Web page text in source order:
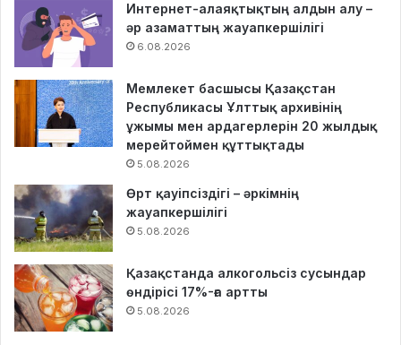
Интернет-алаяқтықтың алдын алу –
әр азаматтың жауапкершілігі
6.08.2026
Мемлекет басшысы Қазақстан
Республикасы Ұлттық архивінің
ұжымы мен ардагерлерін 20 жылдық
мерейтоймен құттықтады
5.08.2026
Өрт қауіпсіздігі – әркімнің
жауапкершілігі
5.08.2026
Қазақстанда алкогольсіз сусындар
өндірісі 17%-ға артты
5.08.2026